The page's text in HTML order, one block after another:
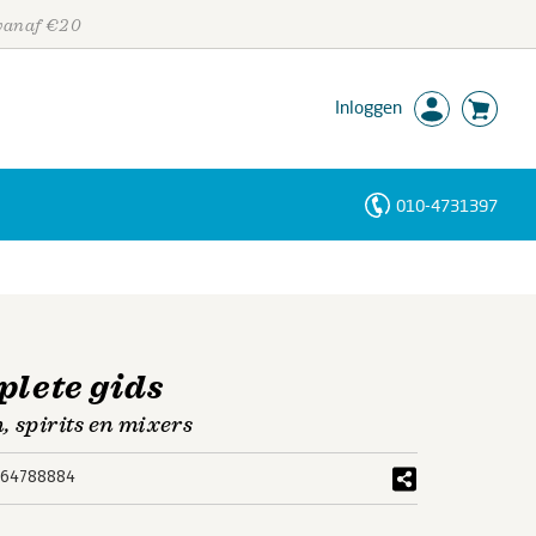
€20
Inloggen
010-4731397
gids
spirits en mixers
Personen